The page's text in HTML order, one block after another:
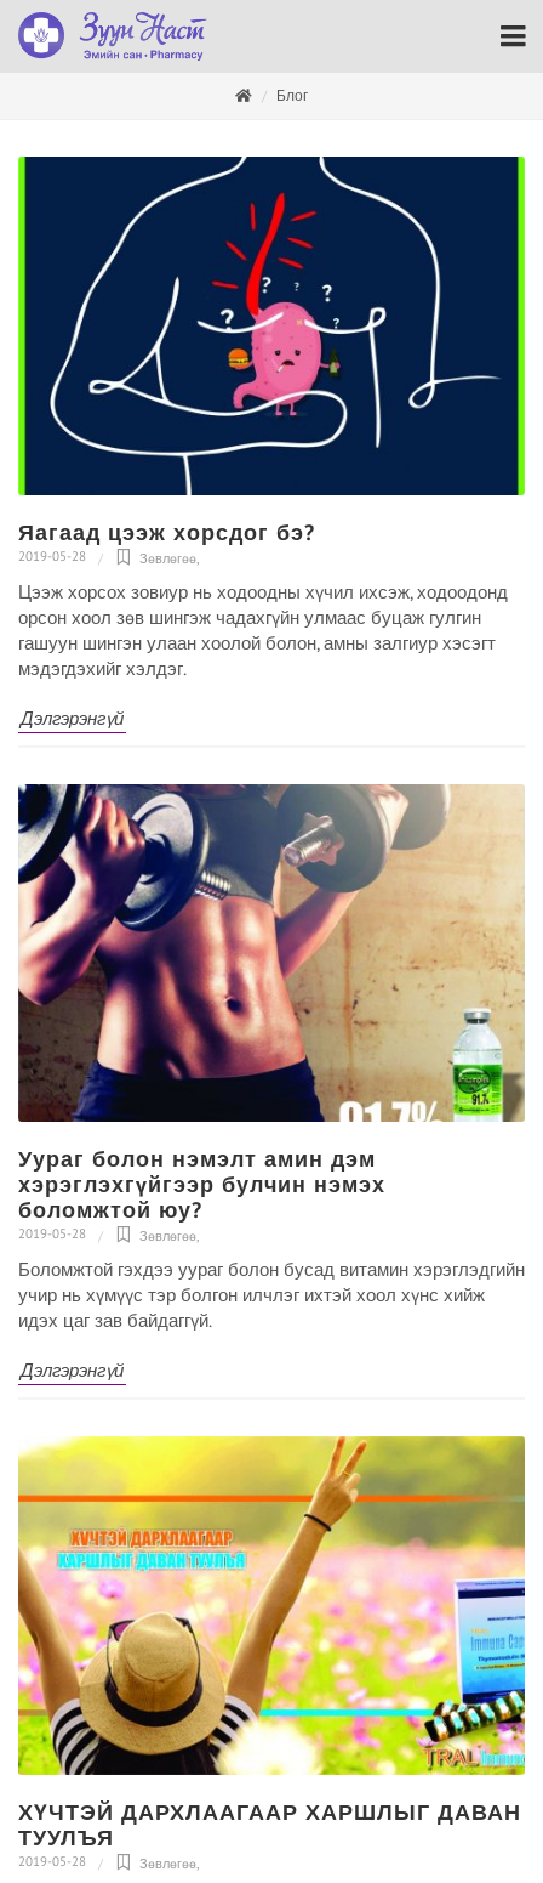
Блог
Яагаад цээж хорсдог бэ?
2019-05-28 Зөвлөгөө
Цээж хорсох зовиур нь ходоодны хүчил ихсэж, ходоодонд
орсон хоол зөв шингэж чадахгүйн улмаас буцаж гулгин
гашуун шингэн улаан хоолой болон, амны залгиур хэсэгт
мэдэгдэхийг хэлдэг.
Дэлгэрэнгүй
Уураг болон нэмэлт амин дэм
хэрэглэхгүйгээр булчин нэмэх
боломжтой юу?
2019-05-28 Зөвлөгөө,
Боломжтой гэхдээ уураг болон бусад витамин хэрэглэдгийн
учир нь хүмүүс тэр болгон илчлэг ихтэй хоол хүнс хийж
идэх цаг зав байдаггүй.
Дэлгэрэнгүй
ХҮЧТЭЙ ДАРХЛААГААР ХАРШЛЫГ ДАВАН
ТУУЛЪЯ
2019-05-28 Зөвлөгөө,